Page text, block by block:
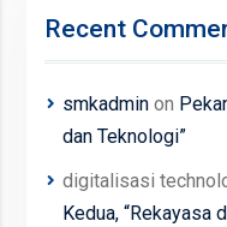
Recent
smkadminon
dan Teknologi”
digitalisasi
Kedua, “Rekayasa